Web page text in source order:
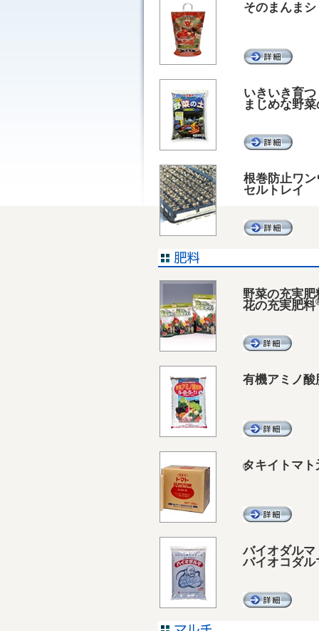
そのまんま
いきいき育つ
まじめな野
根巻防止ワ
セルトレイ
野菜の充実肥
花の充実肥料
有機アミノ酸
タキイトマト
®
バイオダルマ
バイオコダル